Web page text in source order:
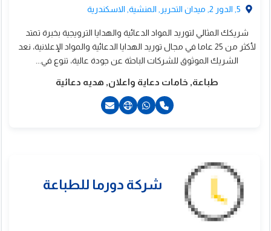
ام ان جروب للدعاية
والتوريدات
شريكك المثالي لتوريد المواد الدعائية والهدايا الترويجية بخبرة تمتد
لأكثر من 25 عاما في مجال توريد الهدايا الدعائية والمواد الإعلانية، نعد
الشريك الموثوق للشركات الباحثة عن جودة عالية، تنوع في...
طباعة, خامات دعاية واعلان, هديه دعائية